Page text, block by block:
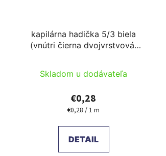
kapilárna hadička 5/3 biela
(vnútri čierna dvojvrstvová)
Skladom u dodávateľa
€0,28
Jednotková
€0,28 / 1 m
DETAIL